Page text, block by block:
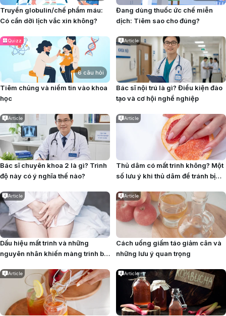
Truyền globulin/chế phẩm máu:
Có cần dời lịch vắc xin không?
Đang dùng thuốc ức chế miễn
dịch: Tiêm sao cho đúng?
Quizz
6 câu hỏi
Tiêm chủng và niềm tin vào khoa
học
Article
Bác sĩ nội trú là gì? Điều kiện đào
tạo và cơ hội nghề nghiệp
Article
Bác sĩ chuyên khoa 2 là gì? Trình
độ này có ý nghĩa thế nào?
Article
Thủ dâm có mất trinh không? Một
số lưu ý khi thủ dâm để tránh bị
Article
Dấu hiệu mất trinh và những
nguyên nhân khiến màng trinh bị
Article
Cách uống giấm táo giảm cân và
những lưu ý quan trọng
Article Article